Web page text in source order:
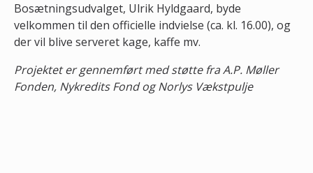
Bosætningsudvalget, Ulrik Hyldgaard, byde
velkommen til den officielle indvielse (ca. kl. 16.00), og
der vil blive serveret kage, kaffe mv.
Projektet er gennemført med støtte fra A.P. Møller
Fonden, Nykredits Fond og Norlys Vækstpulje